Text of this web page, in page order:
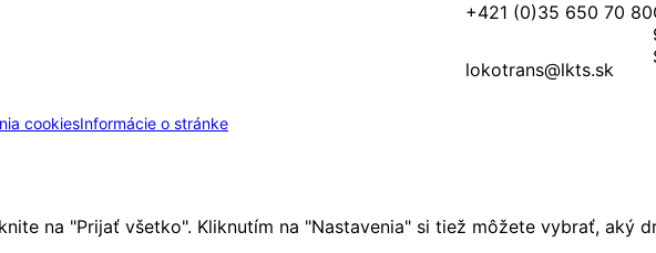
+421 (0)35 650 70 80
lokotrans@lkts.sk
cookiesInformácie o stránke
na "Prijať všetko". Kliknutím na "Nastavenia" si tiež môžete vybrať, aký